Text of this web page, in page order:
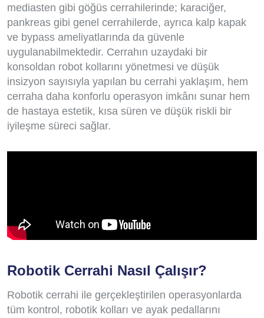
mediasten gibi göğüs cerrahilerinde; karaciğer,
pankreas gibi genel cerrahilerde, ayrıca kalp kapak
ve bypass ameliyatlarında da güvenle
uygulanabilmektedir. Cerrahın uzaydaki bir
konsoldan robot kollarını yönetmesi ve düşük
insizyon sayısıyla yapılan bu cerrahi yaklaşım, hem
cerraha daha konforlu operasyon imkânı sunar hem
de hastaya estetik, kısa süren ve düşük riskli bir
iyileşme süreci sağlar.
Robotik Cerrahi Nasıl Çalışır?
Robotik cerrahi ile gerçekleştirilen operasyonlarda
tüm kontrol, robotik kolları ve ayak pedallarını